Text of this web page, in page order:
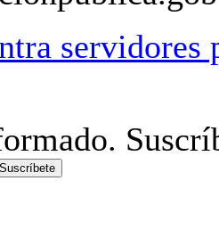
servidores
Suscríbete